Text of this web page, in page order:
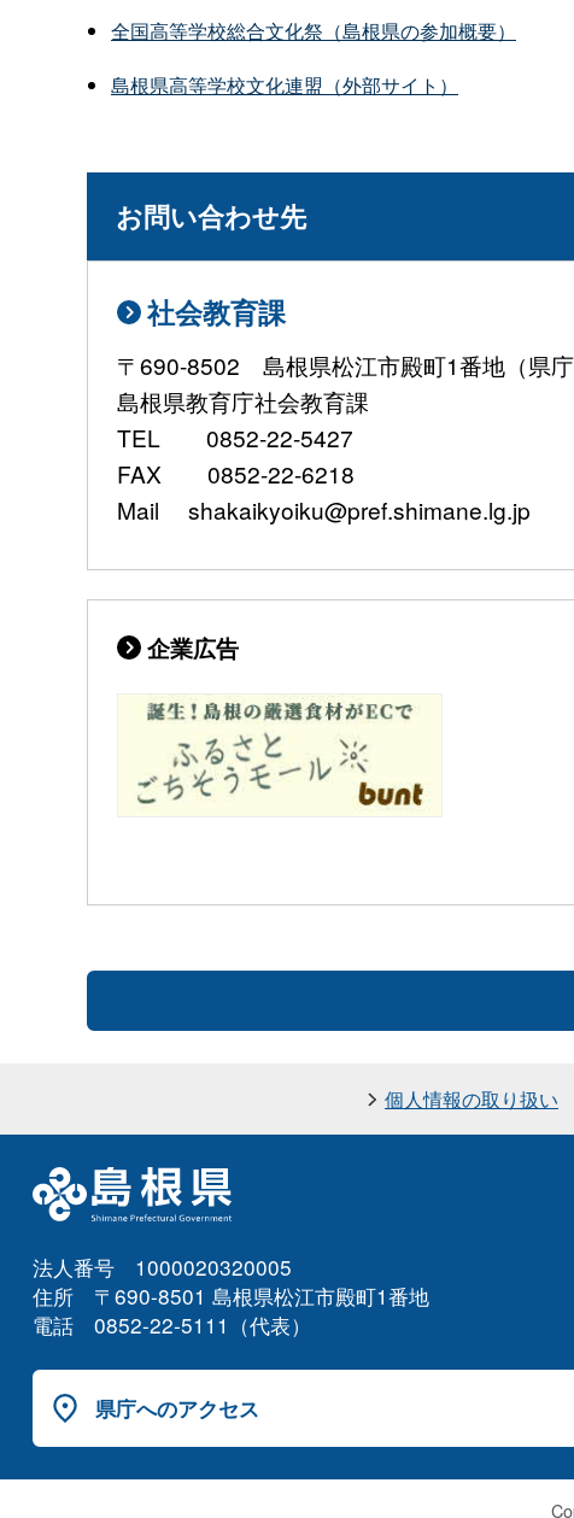
全国高等学校総合文化祭（島根県の参加概要）
島根県高等学校文化連盟（外部サイト）
お問い合わせ先
社会教育課
〒690-8502 島根県松江市殿町1番地（県庁
島根県教育庁社会教育課
TEL 0852-22-5427
FAX 0852-22-6218
Mail shakaikyoiku@pref.shimane.lg.jp
企業広告
個人情報の取り扱い
法人番号 1000020320005
住所 〒690-8501 島根県松江市殿町1番地
電話 0852-22-5111（代表）
県庁へのアクセス